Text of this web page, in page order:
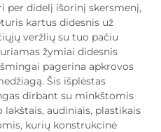
per didelį išorinį skersmenį,
kartus didesnis už
veržlių su tuo pačiu
žymiai didesnis
pagerina apkrovos
Šis išplėstas
dirbant su minkštomis
audiniais, plastikais
kurių konstrukcinė